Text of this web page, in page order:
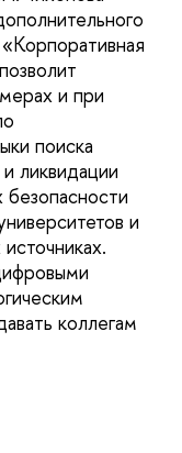
и при
поиска
ликвидации
и
коллегам